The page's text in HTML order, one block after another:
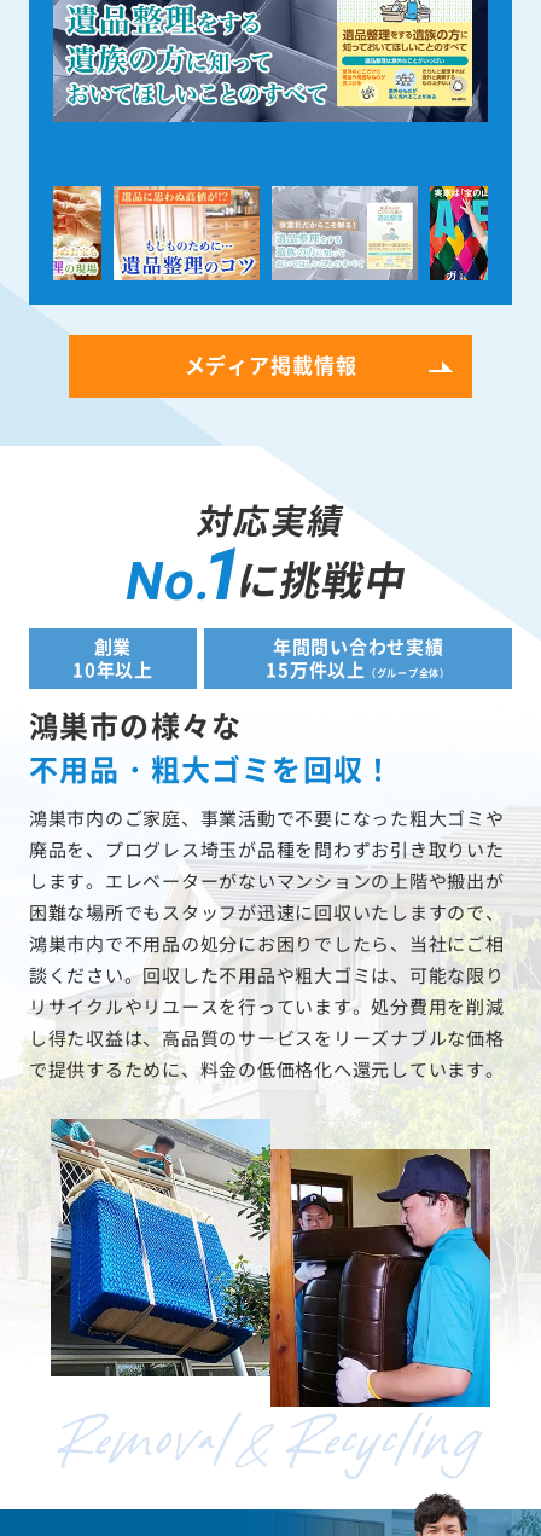
メディア掲載情報
対応実績
No.1に挑戦中
創業
10年以上
年間問い合わせ実績
15万件以上
（グループ全体）
鴻巣市の様々な
不用品・粗大ゴミを回収！
鴻巣市内のご家庭、事業活動で不要になった粗大ゴミや
廃品を、プログレス埼玉が品種を問わずお引き取りいた
します。エレベーターがないマンションの上階や搬出が
困難な場所でもスタッフが迅速に回収いたしますので、
鴻巣市内で不用品の処分にお困りでしたら、当社にご相
談ください。回収した不用品や粗大ゴミは、可能な限り
リサイクルやリユースを行っています。処分費用を削減
し得た収益は、高品質のサービスをリーズナブルな価格
で提供するために、料金の低価格化へ還元しています。